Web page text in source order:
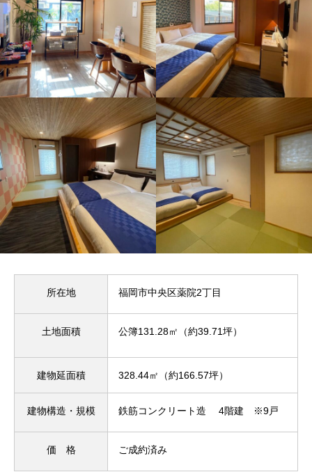
所在地 福岡市中央区薬院2丁目
土地面積 公簿131.28㎡（約39.71坪）
建物延面積 328.44㎡（約166.57坪）
建物構造・規模 鉄筋コンクリート造 4階建 ※9戸
価 格 ご成約済み